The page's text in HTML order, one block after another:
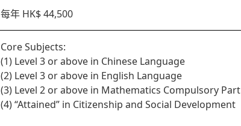
每年 HK$ 44,500
Core Subjects:
(1) Level 3 or above in Chinese Language
(2) Level 3 or above in English Language
(3) Level 2 or above in Mathematics Compulsory Part
(4) “Attained” in Citizenship and Social Development